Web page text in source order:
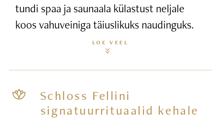
tundi spaa ja saunaala külastust neljale
koos vahuveiniga täiuslikuks naudinguks.
LOE VEEL
Schloss Fellini
signatuurrituaalid kehale